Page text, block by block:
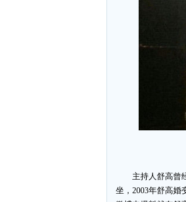
主持人舒高曾经
坐，2003年舒高婚